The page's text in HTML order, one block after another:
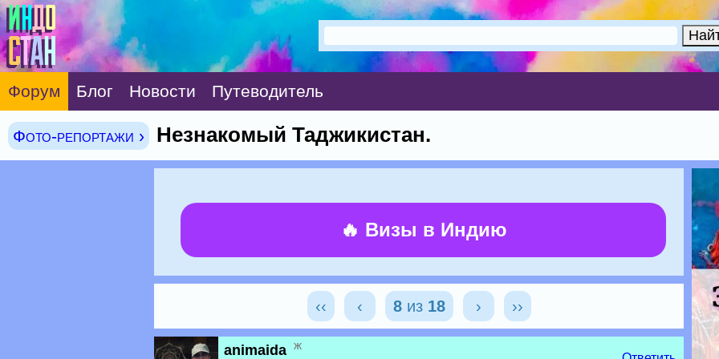
Форум Блог Новости Путеводитель
Фото-репортажи › Незнакомый Таджикистан.
🔥 Визы в Индию
‹‹ ‹ 8из 18 › ››
animaida ж